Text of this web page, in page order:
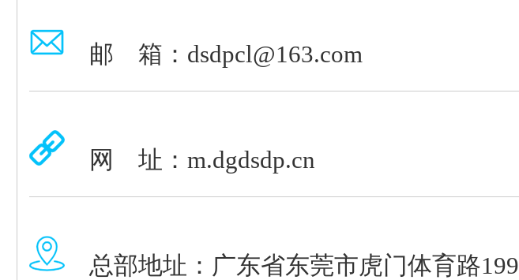
邮 箱：dsdpcl@163.com
网 址：m.dgdsdp.cn
总部地址：广东省东莞市虎门体育路199